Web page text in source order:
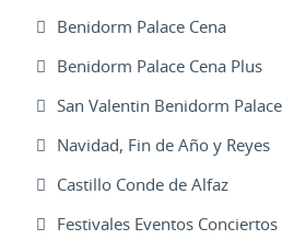
Benidorm Palace Cena
Benidorm Palace Cena Plus
San Valentin Benidorm Palace
Navidad, Fin de Año y Reyes
Castillo Conde de Alfaz
Festivales Eventos Conciertos